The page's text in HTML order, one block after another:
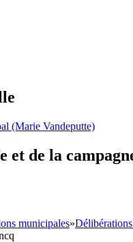
(Marie Vandeputte)
et de la
municipales»